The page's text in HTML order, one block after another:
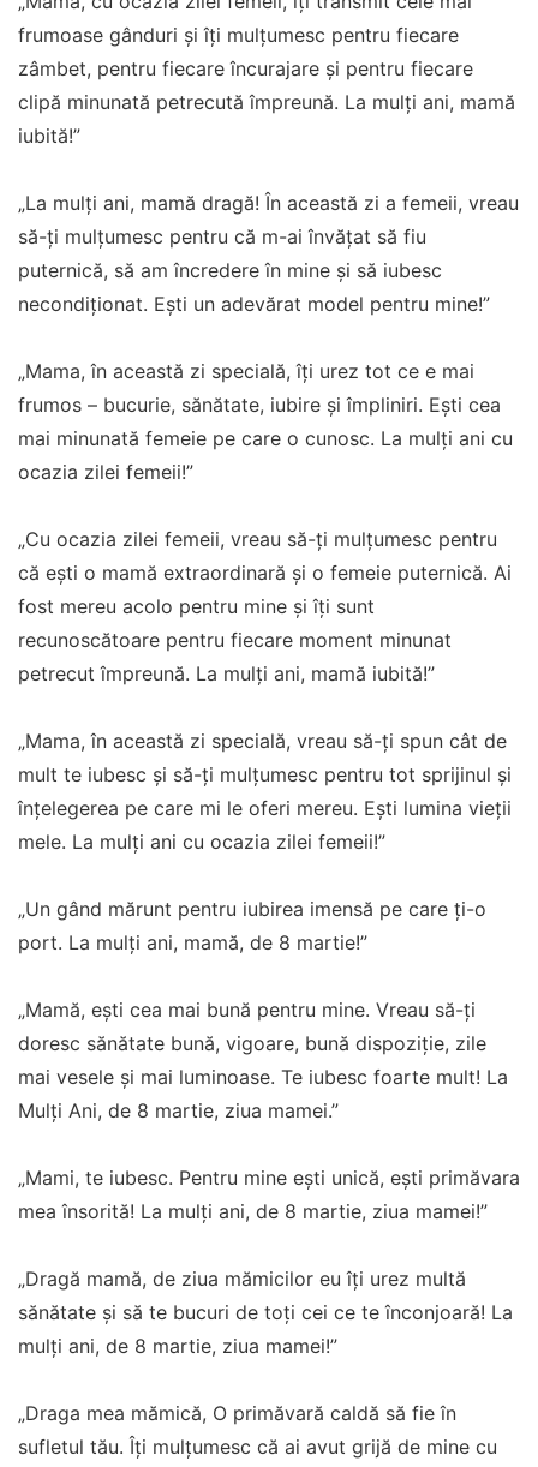
frumoase gânduri și îți mulțumesc pentru fiecare
zâmbet, pentru fiecare încurajare și pentru fiecare
clipă minunată petrecută împreună. La mulți ani, mamă
iubită!”
„La mulți ani, mamă dragă! În această zi a femeii, vreau
să-ți mulțumesc pentru că m-ai învățat să fiu
puternică, să am încredere în mine și să iubesc
necondiționat. Ești un adevărat model pentru mine!”
„Mama, în această zi specială, îți urez tot ce e mai
frumos – bucurie, sănătate, iubire și împliniri. Ești cea
mai minunată femeie pe care o cunosc. La mulți ani cu
ocazia zilei femeii!”
„Cu ocazia zilei femeii, vreau să-ți mulțumesc pentru
că ești o mamă extraordinară și o femeie puternică. Ai
fost mereu acolo pentru mine și îți sunt
recunoscătoare pentru fiecare moment minunat
petrecut împreună. La mulți ani, mamă iubită!”
„Mama, în această zi specială, vreau să-ți spun cât de
mult te iubesc și să-ți mulțumesc pentru tot sprijinul și
înțelegerea pe care mi le oferi mereu. Ești lumina vieții
mele. La mulți ani cu ocazia zilei femeii!”
„Un gând mărunt pentru iubirea imensă pe care ţi-o
port. La mulţi ani, mamă, de 8 martie!”
„Mamă, ești cea mai bună pentru mine. Vreau să-ți
doresc sănătate bună, vigoare, bună dispoziție, zile
mai vesele și mai luminoase. Te iubesc foarte mult! La
Mulți Ani, de 8 martie, ziua mamei.”
„Mami, te iubesc. Pentru mine eşti unică, eşti primăvara
mea însorită! La mulţi ani, de 8 martie, ziua mamei!”
„Dragă mamă, de ziua mămicilor eu îţi urez multă
sănătate şi să te bucuri de toţi cei ce te înconjoară! La
mulţi ani, de 8 martie, ziua mamei!”
„Draga mea mămică, O primăvară caldă să fie în
sufletul tău. Îţi mulţumesc că ai avut grijă de mine cu